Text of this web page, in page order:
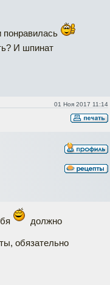
И шпинат
01 Ноя 2017 11:14
должно
обязательно